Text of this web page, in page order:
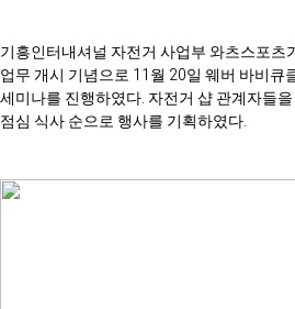
기흥인터내셔널 자전거 사업부 와츠스포츠
업무 개시 기념으로 11월 20일 웨버 바비큐
세미나를 진행하였다. 자전거 샵 관계자들
점심 식사 순으로 행사를 기획하였다.